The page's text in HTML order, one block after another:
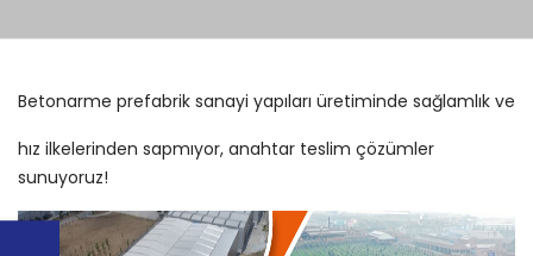
Betonarme prefabrik sanayi yapıları üretiminde sağlamlık ve
hız ilkelerinden sapmıyor, anahtar teslim çözümler
sunuyoruz!